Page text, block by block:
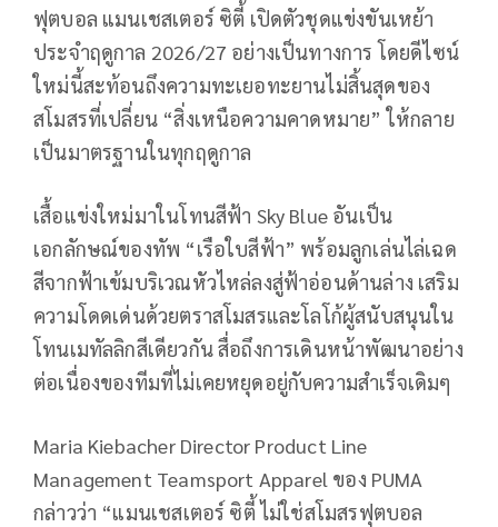
ฟุตบอล แมนเชสเตอร์ ซิตี้ เปิดตัวชุดแข่งขันเหย้า
ประจำฤดูกาล 2026/27 อย่างเป็นทางการ โดยดีไซน์
ใหม่นี้สะท้อนถึงความทะเยอทะยานไม่สิ้นสุดของ
สโมสรที่เปลี่ยน “สิ่งเหนือความคาดหมาย” ให้กลาย
เป็นมาตรฐานในทุกฤดูกาล
เสื้อแข่งใหม่มาในโทนสีฟ้า Sky Blue อันเป็น
เอกลักษณ์ของทัพ “เรือใบสีฟ้า” พร้อมลูกเล่นไล่เฉด
สีจากฟ้าเข้มบริเวณหัวไหล่ลงสู่ฟ้าอ่อนด้านล่าง เสริม
ความโดดเด่นด้วยตราสโมสรและโลโก้ผู้สนับสนุนใน
โทนเมทัลลิกสีเดียวกัน สื่อถึงการเดินหน้าพัฒนาอย่าง
ต่อเนื่องของทีมที่ไม่เคยหยุดอยู่กับความสำเร็จเดิมๆ
Maria Kiebacher Director Product Line
Management Teamsport Apparel ของ PUMA
กล่าวว่า “แมนเชสเตอร์ ซิตี้ ไม่ใช่สโมสรฟุตบอล